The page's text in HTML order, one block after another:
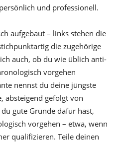
und professionell.
aufgebaut – links stehen die
die zugehörige
auch, ob du wie üblich anti-
vorgehen
nennst du deine jüngste
absteigend gefolgt von
gute Gründe dafür hast,
vorgehen – etwa, wenn
qualifizieren. Teile deinen